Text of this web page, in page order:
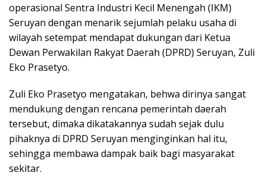
operasional Sentra Industri Kecil Menengah (IKM)
Seruyan dengan menarik sejumlah pelaku usaha di
wilayah setempat mendapat dukungan dari Ketua
Dewan Perwakilan Rakyat Daerah (DPRD) Seruyan, Zuli
Eko Prasetyo.
Zuli Eko Prasetyo mengatakan, behwa dirinya sangat
mendukung dengan rencana pemerintah daerah
tersebut, dimaka dikatakannya sudah sejak dulu
pihaknya di DPRD Seruyan menginginkan hal itu,
sehingga membawa dampak baik bagi masyarakat
sekitar.